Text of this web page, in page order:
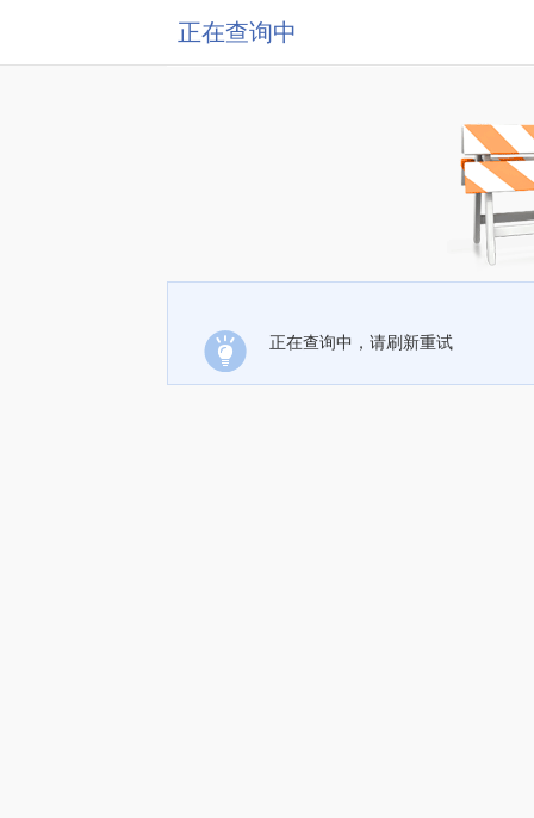
正在查询中
正在查询中，请刷新重试